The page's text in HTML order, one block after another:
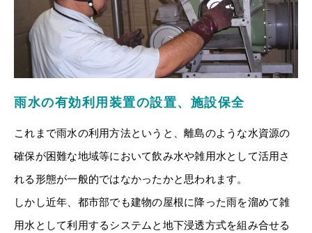
雨水の有効利用装置の設置、施設保全
これまで雨水の利用方法というと、離島のような水資源の
確保が困難な地域等において飲み水や雑用水として活用さ
れる形態が一般的ではなかったかと思われます。
しかし近年、都市部でも建物の屋根に降った雨を溜めて雑
用水として利用するシステムと地下浸透方式を組み合せる